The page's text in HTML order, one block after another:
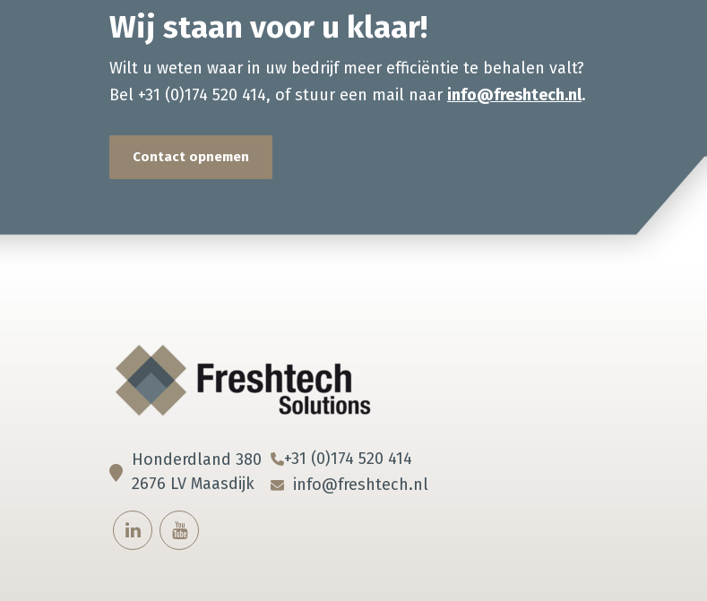
Wij staan voor u klaar!
Wilt u weten waar in uw bedrijf meer efficiëntie te behalen valt?
Bel +31 (0)174 520 414, of stuur een mail naar info@freshtech.nl.
Contact opnemen
Honderdland 380
2676 LV Maasdijk
+31 (0)174 520 414
info@freshtech.nl